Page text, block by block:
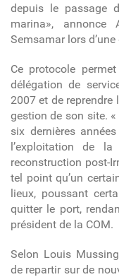
depuis le passage
marina», annonce
Semsamar lors
Ce protocole
délégation de
2007 et de reprendre
gestion de son site.
six dernières
l’exploitation de
reconstruction post-
tel point qu’un
lieux, poussant
quitter le port,
président de la COM.
Selon Louis
de repartir sur de